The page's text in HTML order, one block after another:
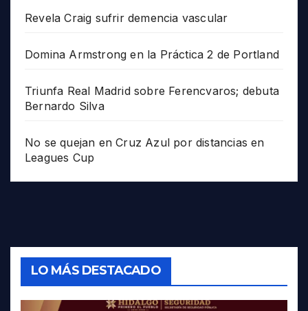
Revela Craig sufrir demencia vascular
Domina Armstrong en la Práctica 2 de Portland
Triunfa Real Madrid sobre Ferencvaros; debuta
Bernardo Silva
No se quejan en Cruz Azul por distancias en
Leagues Cup
LO MÁS DESTACADO